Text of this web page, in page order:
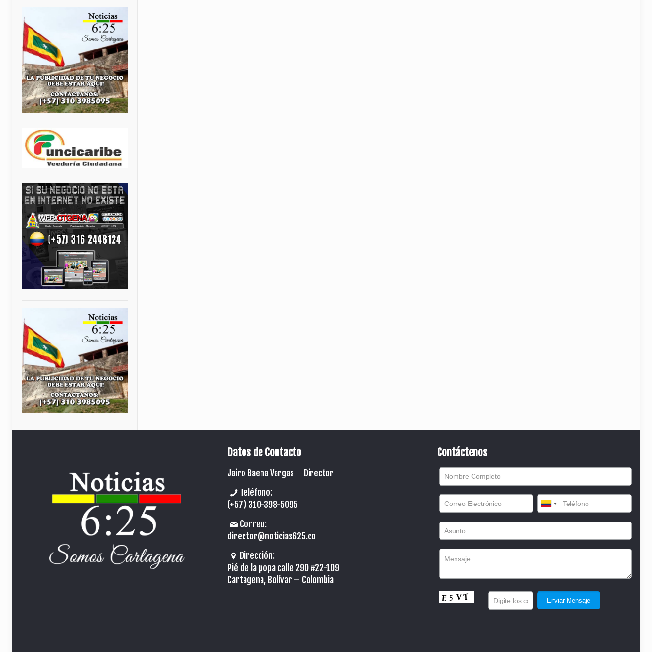
Datos de Contacto
Jairo Baena Vargas – Director
Teléfono:
(+57) 310-398-5095
Correo:
director@noticias625.co
Dirección:
Pié de la popa calle 29D #22-109
Cartagena, Bolívar – Colombia
Contáctenos